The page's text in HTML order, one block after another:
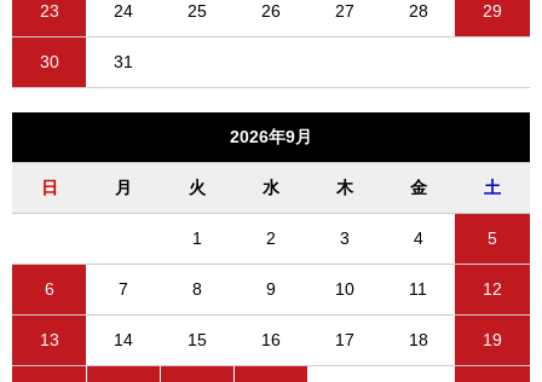
23 24 25 26 27 28 29
30 31
2026年9月
日 月 火 水 木 金 土
1 2 3 4 5
6 7 8 9 10 11 12
13 14 15 16 17 18 19